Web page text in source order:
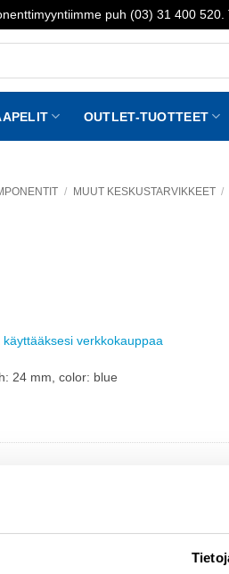
puh (03) 31 400
OUTLET-TUOTTEET
/ MUUT KESKUSTARVIKKEET /
verkkokauppaa
24 mm, color: blue